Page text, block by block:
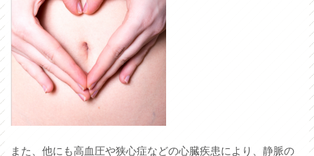
また、他にも高血圧や狭心症などの心臓疾患により、静脈の